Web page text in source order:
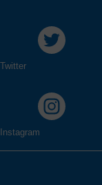
Twitter
Instagram